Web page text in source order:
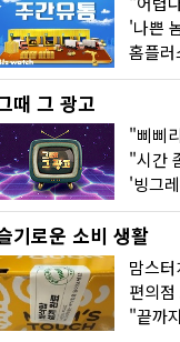
때 그 광고
기로운 소비 생활